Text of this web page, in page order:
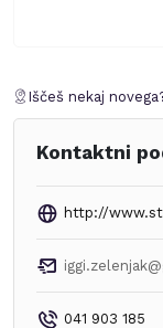
Iščeš nekaj
Kontaktni
http://
041 903 185